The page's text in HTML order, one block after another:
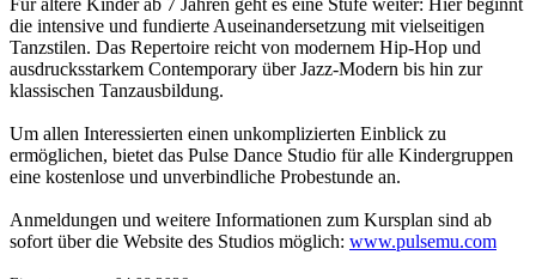
Für ältere Kinder ab 7 Jahren geht es eine Stufe weiter: Hier beginnt
die intensive und fundierte Auseinandersetzung mit vielseitigen
Tanzstilen. Das Repertoire reicht von modernem Hip-Hop und
ausdrucksstarkem Contemporary über Jazz-Modern bis hin zur
klassischen Tanzausbildung.
Um allen Interessierten einen unkomplizierten Einblick zu
ermöglichen, bietet das Pulse Dance Studio für alle Kindergruppen
eine kostenlose und unverbindliche Probestunde an.
Anmeldungen und weitere Informationen zum Kursplan sind ab
sofort über die Website des Studios möglich: www.pulsemu.com